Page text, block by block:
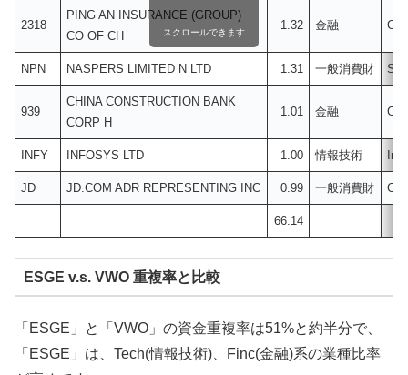
2318
PING AN INSURANCE (GROUP)
CO OF CH
1.32 金融
NPN NASPERS LIMITED N LTD 1.31 一般消費財
939
CHINA CONSTRUCTION BANK
CORP H
1.01 金融
INFY INFOSYS LTD 1.00 情報技術
JD JD.COM ADR REPRESENTING INC 0.99 一般消費財
66.14
スクロールできます
ESGE v.s. VWO 重複率と比較
「ESGE」と「VWO」の資金重複率は51%と約半分で、
「ESGE」は、Tech(情報技術)、Finc(金融)系の業種比率